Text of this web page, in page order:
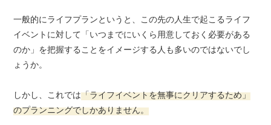
一般的にライフプランというと、この先の人生で起こるライフ
イベントに対して 「いつまでにいくら用意しておく必要がある
のか」を把握することをイメージする人も多いのではないでし
ょうか。
しかし、これでは「ライフイベントを無事にクリアするため」
のプランニングでしかありません。